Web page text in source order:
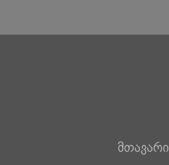
მთავარი